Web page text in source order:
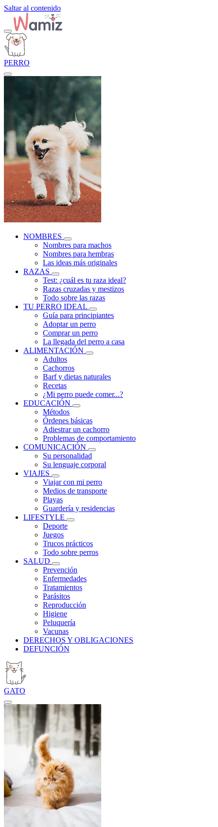
Saltar al contenido
PERRO
NOMBRES
Nombres para machos
Nombres para hembras
Las ideas más originales
RAZAS
Test: ¿cuál es tu raza ideal?
Razas cruzadas y mestizos
Todo sobre las razas
TU PERRO IDEAL
Guía para principiantes
Adoptar un perro
Comprar un perro
La llegada del perro a casa
ALIMENTACIÓN
Adultos
Cachorros
Barf y dietas naturales
Recetas
¿Mi perro puede comer...?
EDUCACIÓN
Métodos
Órdenes básicas
Adiestrar un cachorro
Problemas de comportamiento
COMUNICACIÓN
Su personalidad
Su lenguaje corporal
VIAJES
Viajar con mi perro
Medios de transporte
Playas
Guardería y residencias
LIFESTYLE
Deporte
Juegos
Trucos prácticos
Todo sobre perros
SALUD
Prevención
Enfermedades
Tratamientos
Parásitos
Reproducción
Higiene
Peluquería
Vacunas
DERECHOS Y OBLIGACIONES
DEFUNCIÓN
GATO